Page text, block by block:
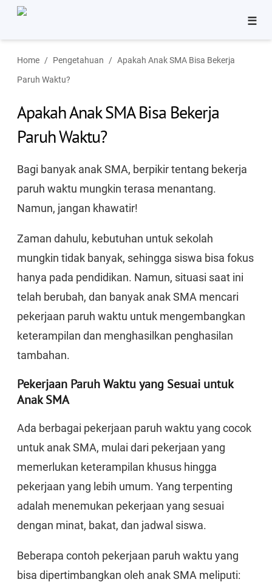
☰
Bisnis
Pinjaman
Aplikasi
Home Pengetahuan
Apakah Anak SMA Bisa Bekerja
Paruh Waktu?
Apakah Anak SMA Bisa Bekerja
Paruh Waktu?
Bagi banyak anak SMA, berpikir tentang bekerja
paruh waktu mungkin terasa menantang.
Namun, jangan khawatir!
Zaman dahulu, kebutuhan untuk sekolah
mungkin tidak banyak, sehingga siswa bisa fokus
hanya pada pendidikan. Namun, situasi saat ini
telah berubah, dan banyak anak SMA mencari
pekerjaan paruh waktu untuk mengembangkan
keterampilan dan menghasilkan penghasilan
tambahan.
Pekerjaan Paruh Waktu yang Sesuai untuk
Anak SMA
Ada berbagai pekerjaan paruh waktu yang cocok
untuk anak SMA, mulai dari pekerjaan yang
memerlukan keterampilan khusus hingga
pekerjaan yang lebih umum. Yang terpenting
adalah menemukan pekerjaan yang sesuai
dengan minat, bakat, dan jadwal siswa.
Beberapa contoh pekerjaan paruh waktu yang
bisa dipertimbangkan oleh anak SMA meliputi: